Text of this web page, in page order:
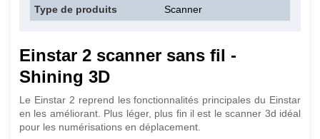
Type de produits
Scanner
Einstar 2 scanner sans fil -
Shining 3D
Le Einstar 2 reprend les fonctionnalités principales du Einstar
en les améliorant. Plus léger, plus fin il est le scanner 3d idéal
pour les numérisations en déplacement.